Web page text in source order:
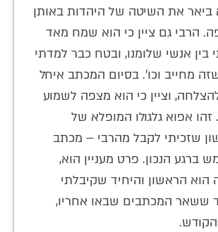
ביאר את השיטה של היהדות באותן
הרבי גם ציין כי הוא שמח מאד
בין אנשי שלומנו, ובטח כבר למדתי
מחייב וכו'. בסיום המכתב איחל
וציין כי הוא מצפה לשמוע
אפוא גלגולו המופלא של
שזכיתי לקבל מהרבי – מכתב
ברגע הנכון. פרט מעניין הוא,
הראשון והיחיד שקיבלתי
ששאר המכתבים שבאו אחריו,
הקודש.